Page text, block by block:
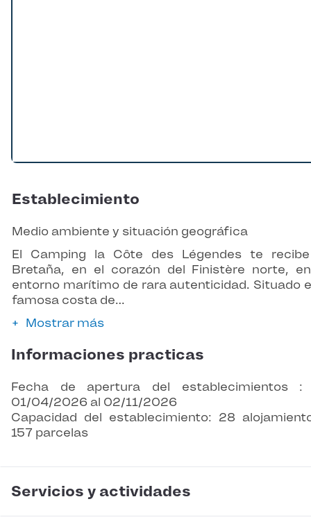
Establecimiento
Medio ambiente y situación geográfica
El Camping la Côte des Légendes te
Bretaña, en el corazón del Finistère norte,
entorno marítimo de rara autenticidad. Situado
famosa costa de…
Mostrar más
Informaciones practicas
Fecha de apertura del establecimientos :
01/04/2026 al 02/11/2026
Capacidad del establecimiento: 28
157 parcelas
Servicios y actividades